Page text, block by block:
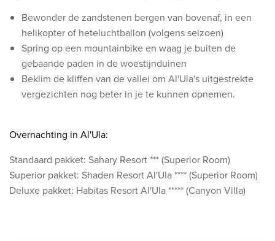
Bewonder de zandstenen bergen van bovenaf, in een
helikopter of heteluchtballon (volgens seizoen)
Spring op een mountainbike en waag je buiten de
gebaande paden in de woestijnduinen
Beklim de kliffen van de vallei om Al'Ula's uitgestrekte
vergezichten nog beter in je te kunnen opnemen.
Overnachting in Al'Ula:
Standaard pakket: Sahary Resort *** (Superior Room)
Superior pakket: Shaden Resort Al'Ula **** (Superior Room)
Deluxe pakket: Habitas Resort Al'Ula ***** (Canyon Villa)